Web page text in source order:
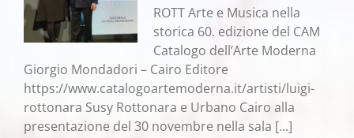
ROTT Arte e Musica nella
storica 60. edizione del CAM
Catalogo dell’Arte Moderna
Giorgio Mondadori – Cairo Editore
https://www.catalogoartemoderna.it/artisti/luigi-
rottonara Susy Rottonara e Urbano Cairo alla
presentazione del 30 novembre nella sala [...]